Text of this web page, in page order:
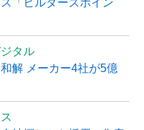
タル
解 メーカー4社が5億